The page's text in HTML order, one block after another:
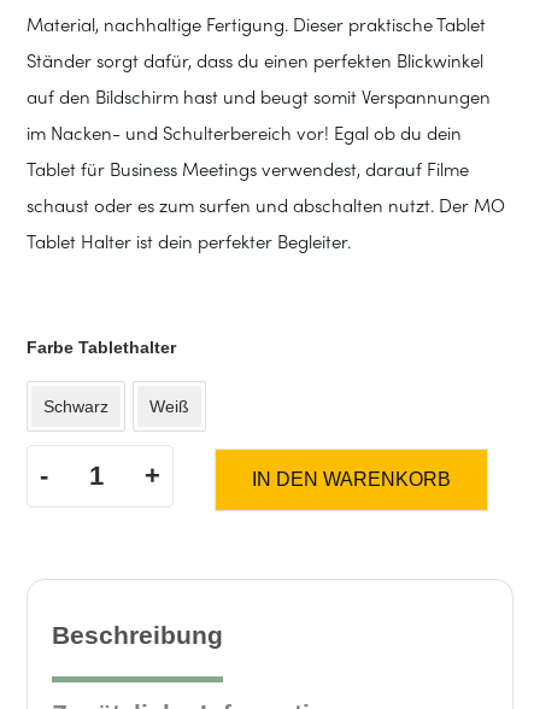
Material, nachhaltige Fertigung. Dieser praktische Tablet
Ständer sorgt dafür, dass du einen perfekten Blickwinkel
auf den Bildschirm hast und beugt somit Verspannungen
im Nacken- und Schulterbereich vor! Egal ob du dein
Tablet für Business Meetings verwendest, darauf Filme
schaust oder es zum surfen und abschalten nutzt. Der MO
Tablet Halter ist dein perfekter Begleiter.
Farbe Tablethalter
Schwarz Weiß
-
Tablet
Menge
+ IN DEN WARENKORB
Beschreibung